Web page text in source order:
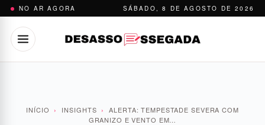
Pular
conteúdo
NO AR AGORA SÁBADO, 8 DE AGOSTO DE 2026
INÍCIO › INSIGHTS ›
ALERTA: TEMPESTADE SEVERA COM
GRANIZO E VENTO EM…